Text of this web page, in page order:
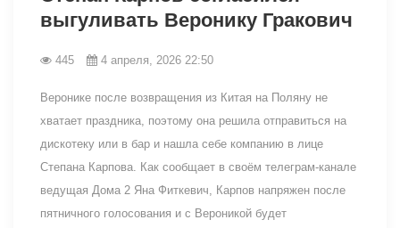
выгуливать Веронику Гракович
445 4 апреля, 2026 22:50
Веронике после возвращения из Китая на Поляну не
хватает праздника, поэтому она решила отправиться на
дискотеку или в бар и нашла себе компанию в лице
Степана Карпова. Как сообщает в своём телеграм-канале
ведущая Дома 2 Яна Фиткевич, Карпов напряжен после
пятничного голосования и с Вероникой будет